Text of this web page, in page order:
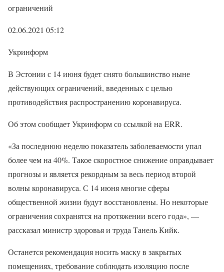
ограничений
02.06.2021 05:12
Укринформ
В Эстонии с 14 июня будет снято большинство ныне
действующих ограничений, введенных с целью
противодействия распространению коронавируса.
Об этом сообщает Укринформ со ссылкой на ERR.
«За последнюю неделю показатель заболеваемости упал
более чем на 40%. Такое скоростное снижение оправдывает
прогнозы и является рекордным за весь период второй
волны коронавируса. С 14 июня многие сферы
общественной жизни будут восстановлены. Но некоторые
ограничения сохранятся на протяжении всего года», —
рассказал министр здоровья и труда Танель Кийк.
Останется рекомендация носить маску в закрытых
помещениях, требование соблюдать изоляцию после